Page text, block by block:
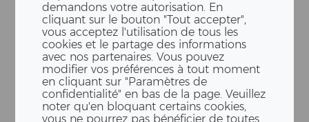
demandons votre autorisation. En
cliquant sur le bouton "Tout accepter",
vous acceptez l'utilisation de tous les
cookies et le partage des informations
avec nos partenaires. Vous pouvez
modifier vos préférences à tout moment
en cliquant sur "Paramètres de
confidentialité" en bas de la page. Veuillez
noter qu'en bloquant certains cookies,
vous ne pourrez pas bénéficier de toutes